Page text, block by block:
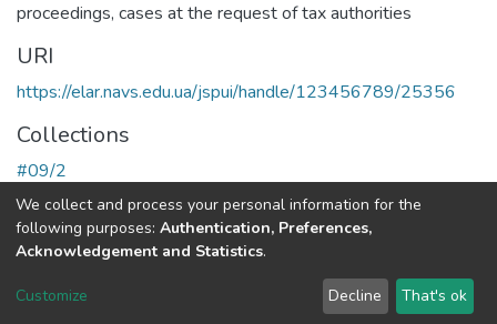
proceedings, cases at the request of tax authorities
URI
https://elar.navs.edu.ua/jspui/handle/123456789/25356
Collections
#09/2
Full item page
DSpace software copyright © 2002-2026 LYRASIS
Send Feedback
We collect and process your personal information for the
following purposes: Authentication, Preferences,
Acknowledgement and Statistics.
Customize Decline That's ok